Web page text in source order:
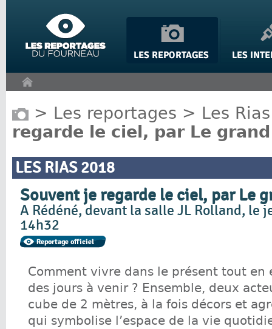
> Les reportages > Les Rias
regarde le ciel, par Le grand
LES RIAS 2018
Souvent je regarde le ciel, par Le
A Rédéné, devant la salle JL Rolland, le
14h32
Comment vivre dans le présent tout en
des jours à venir ? Ensemble, deux
cube de 2 mètres, à la fois décors et
qui symbolise l’espace de la vie